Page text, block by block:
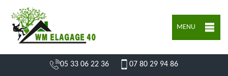
MENU
05 33 06 22 36 07 80 29 94 86